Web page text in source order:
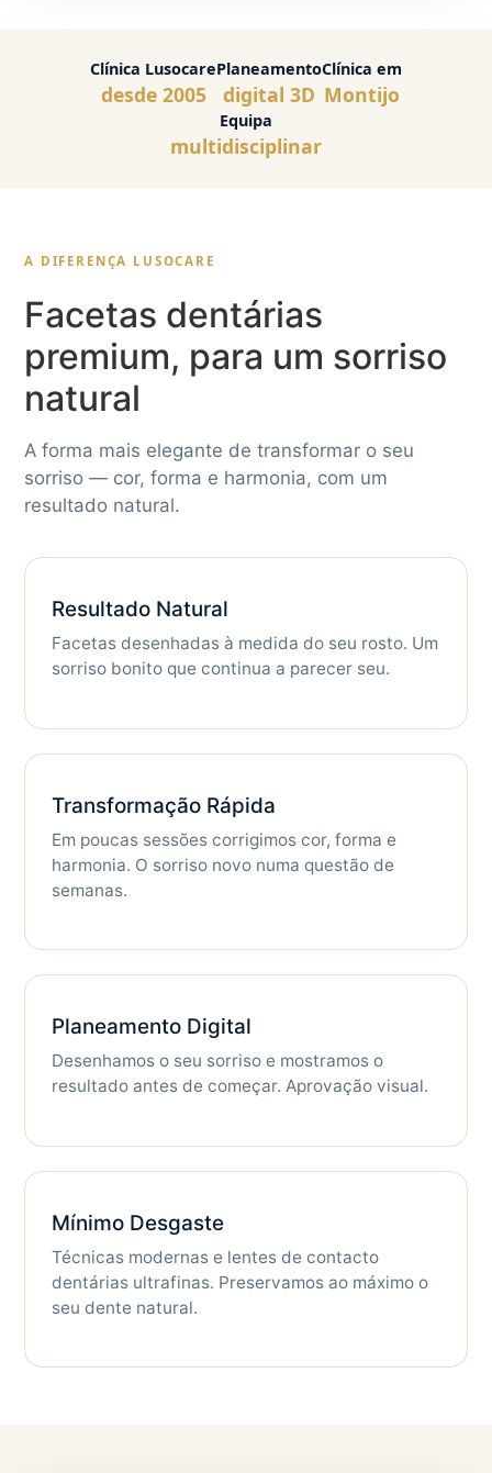
Clínica Lusocare
desde 2005
Planeamento
digital 3D
Clínica em
Montijo
Equipa
multidisciplinar
A DIFERENÇA LUSOCARE
Facetas dentárias
premium, para um sorriso
natural
A forma mais elegante de transformar o seu
sorriso — cor, forma e harmonia, com um
resultado natural.
Resultado Natural
Facetas desenhadas à medida do seu rosto. Um
sorriso bonito que continua a parecer seu.
Transformação Rápida
Em poucas sessões corrigimos cor, forma e
harmonia. O sorriso novo numa questão de
semanas.
Planeamento Digital
Desenhamos o seu sorriso e mostramos o
resultado antes de começar. Aprovação visual.
Mínimo Desgaste
Técnicas modernas e lentes de contacto
dentárias ultrafinas. Preservamos ao máximo o
seu dente natural.